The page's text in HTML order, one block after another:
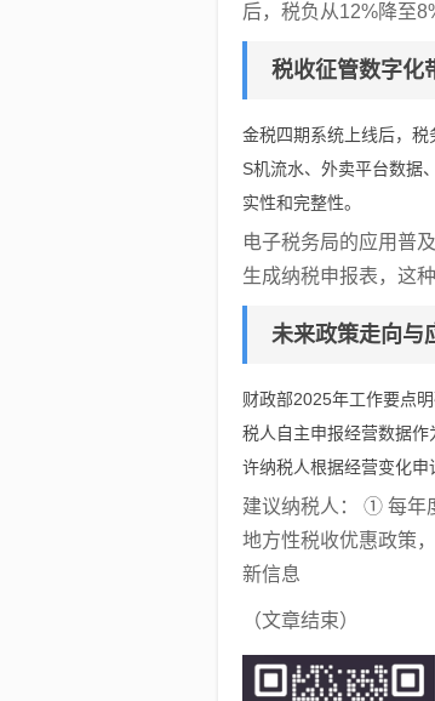
后，税负从12%降至
税收征管数字化
金税四期系统上线后，
S机流水、外卖平台数据
实性和完整性。
电子税务局的应用普
生成纳税申报表，这
未来政策走向与
财政部2025年工作要点
税人自主申报经营数据
许纳税人根据经营变化申
建议纳税人： ① 每年
地方性税收优惠政策
新信息
（文章结束）